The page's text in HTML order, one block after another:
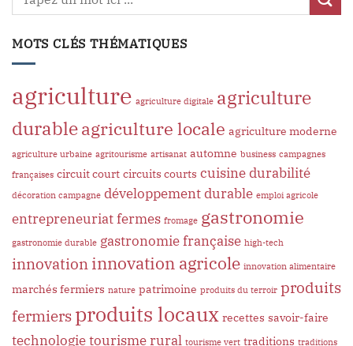
MOTS CLÉS THÉMATIQUES
agriculture agriculture digitale agriculture
durableagriculture locale agriculture moderne
agriculture urbaine agritourisme artisanat automne business campagnes
françaises circuit court circuits courts cuisinedurabilité
décoration campagne développement durable emploi agricole
entrepreneuriatfermes fromage gastronomie
gastronomie durable gastronomie française high-tech
innovation innovation agricole innovation alimentaire
marchés fermiers nature patrimoine produits du terroir produits
fermiers produits locaux recettes savoir-faire
technologietourisme rural tourisme vert traditions traditions